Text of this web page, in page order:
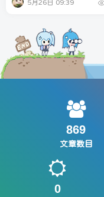
5月26日 09:39
869
文章数目
0